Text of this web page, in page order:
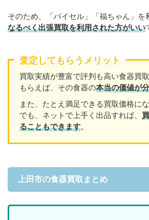
そのため、「バイセル」「福ちゃん」を
なるべく出張買取を利用された方がいい
査定してもらうメリット
買取実績が豊富で評判も高い食器買
もらえば、その食器の本当の価値が
また、たとえ満足できる買取価格に
でも、ネットで上手く出品すれば、
ることもできます。
上田市の食器買取まとめ